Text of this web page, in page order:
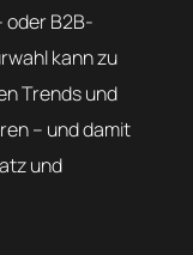
oder B2B-
kann zu
Trends und
– und damit
und